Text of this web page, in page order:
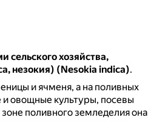
сельского хозяйства,
незокия) (Nesokia indica).
и ячменя, а на поливных
овощные культуры, посевы
поливного земледелия она